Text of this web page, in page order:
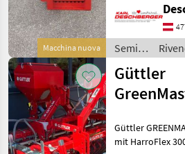
Macchina nuova
Ausgänge, 8 Prallbleche, 25
m Schlauch, 200 Liter
Saatgutbehälter,
Halteplatte, Do
Semina
e cura /
APV
Güttler
Güttler
mit HarroFlex